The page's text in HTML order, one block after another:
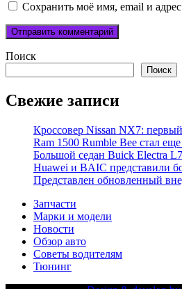
Сохранить моё имя, email и
Поиск
Поиск
Свежие записи
Кроссовер Nissan NX7:
Ram 1500 Rumble Bee стал
Большой седан Buick Electra
Huawei и BAIC представили
Представлен обновленный
Запчасти
Марки и модели
Новости
Обзор авто
Советы водителям
Тюнинг